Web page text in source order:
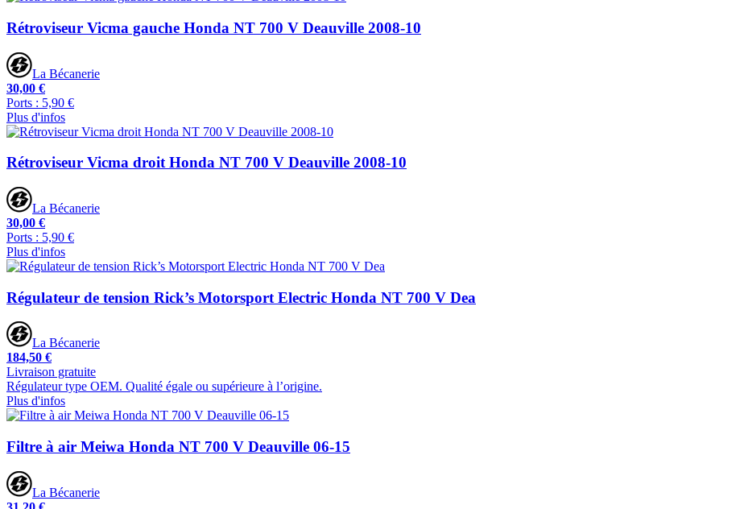
Rétroviseur Vicma gauche Honda NT 700 V Deauville 2008-10
La Bécanerie
30,00 €
Ports : 5,90 €
Plus d'infos
Rétroviseur Vicma droit Honda NT 700 V Deauville 2008-10
La Bécanerie
30,00 €
Ports : 5,90 €
Plus d'infos
Régulateur de tension Rick’s Motorsport Electric Honda NT 700 V Dea
La Bécanerie
184,50 €
Livraison gratuite
Régulateur type OEM. Qualité égale ou supérieure à l’origine.
Plus d'infos
Filtre à air Meiwa Honda NT 700 V Deauville 06-15
La Bécanerie